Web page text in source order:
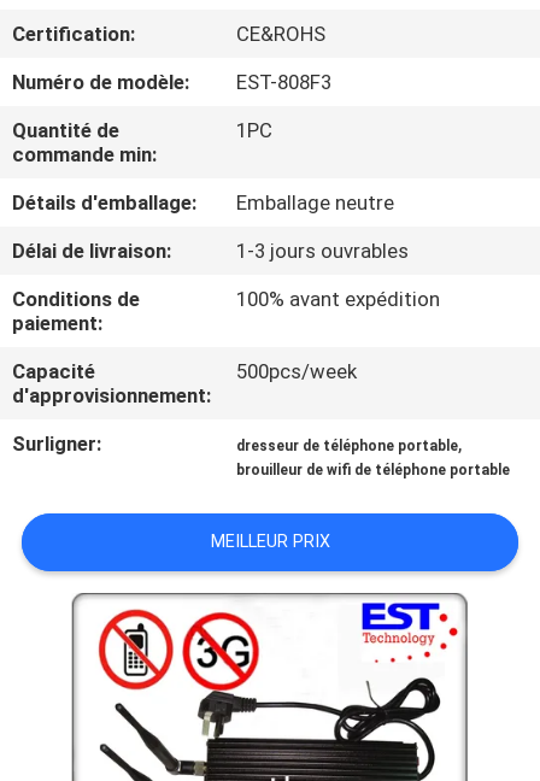
SUJET
DE
NOUS
VISITE
DE
L'USINE
CONTRÔLE
DE
QUALITÉ
CONTACTEZ-
NOUS
NOUVELLES
Certification:
CE&ROHS
Numéro de modèle:
EST-808F3
Quantité de
commande min:
1PC
Détails d'emballage:
Emballage neutre
Délai de livraison:
1-3 jours ouvrables
Conditions de
paiement:
100% avant expédition
Capacité
d'approvisionnement:
500pcs/week
Surligner: dresseur de téléphone portable,
brouilleur de wifi de téléphone portable
MEILLEUR PRIX